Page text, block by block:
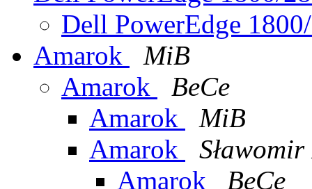
Dell PowerEdge
Amarok
MiB
Amarok
BeCe
Amarok
MiB
Amarok
Amarok
BeCe